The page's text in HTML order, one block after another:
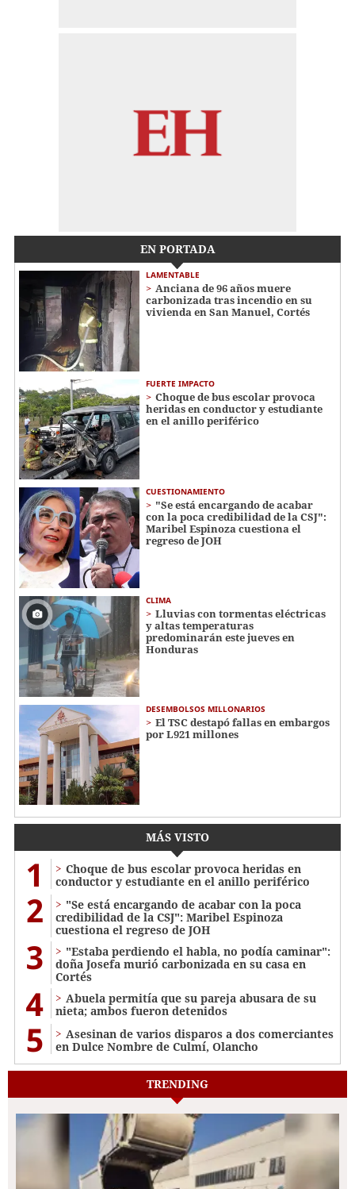
EN PORTADA
LAMENTABLE
Anciana de 96 años muere
carbonizada tras incendio en su
vivienda en San Manuel, Cortés
FUERTE IMPACTO
Choque de bus escolar provoca
heridas en conductor y estudiante
en el anillo periférico
CUESTIONAMIENTO
"Se está encargando de acabar
con la poca credibilidad de la CSJ":
Maribel Espinoza cuestiona el
regreso de JOH
CLIMA
Lluvias con tormentas eléctricas
y altas temperaturas
predominarán este jueves en
Honduras
DESEMBOLSOS MILLONARIOS
El TSC destapó fallas en embargos
por L921 millones
MÁS VISTO
1
Choque de bus escolar provoca heridas en
conductor y estudiante en el anillo periférico
2
"Se está encargando de acabar con la poca
credibilidad de la CSJ": Maribel Espinoza
cuestiona el regreso de JOH
3
"Estaba perdiendo el habla, no podía caminar":
doña Josefa murió carbonizada en su casa en
Cortés
4
Abuela permitía que su pareja abusara de su
nieta; ambos fueron detenidos
5
Asesinan de varios disparos a dos comerciantes
en Dulce Nombre de Culmí, Olancho
TRENDING